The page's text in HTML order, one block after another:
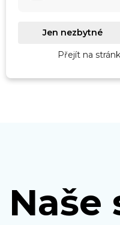
Naše
Jen nezbytné
Přejít na